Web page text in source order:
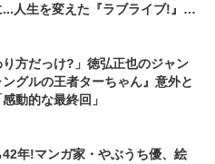
...人生を変えた『ラブライブ!』と
り方だっけ?」徳弘正也のジャン
グルの王者ターちゃん』意外と
動的な最終回」
年!マンガ家・やぶうち優、絵